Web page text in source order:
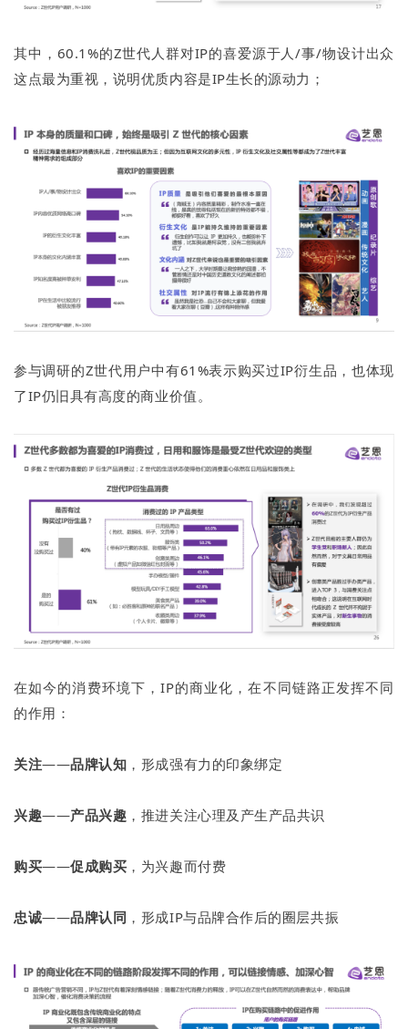
其中，60.1%的Z世代人群对IP的喜爱源于人/事/物设计出众
这点最为重视，说明优质内容是IP生长的源动力；
参与调研的Z世代用户中有61%表示购买过IP衍生品，也体现
了IP仍旧具有高度的商业价值。
在如今的消费环境下，IP的商业化，在不同链路正发挥不同
的作用：
关注——品牌认知 ，形成强有力的印象绑定
兴趣——产品兴趣 ，推进关注心理及产生产品共识
购买——促成购买 ，为兴趣而付费
忠诚——品牌认同 ，形成IP与品牌合作后的圈层共振